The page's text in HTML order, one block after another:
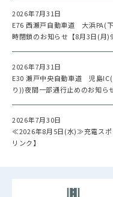
2026年7月31日
E76 西瀬戸自動車道 大浜PA(
時閉鎖のお知らせ【8月3日(月
2026年7月31日
E30 瀬戸中央自動車道 児島
り))夜間一部通行止めのお知ら
2026年7月30日
≪2026年8月5日(水)≫充電スポ
リンク】